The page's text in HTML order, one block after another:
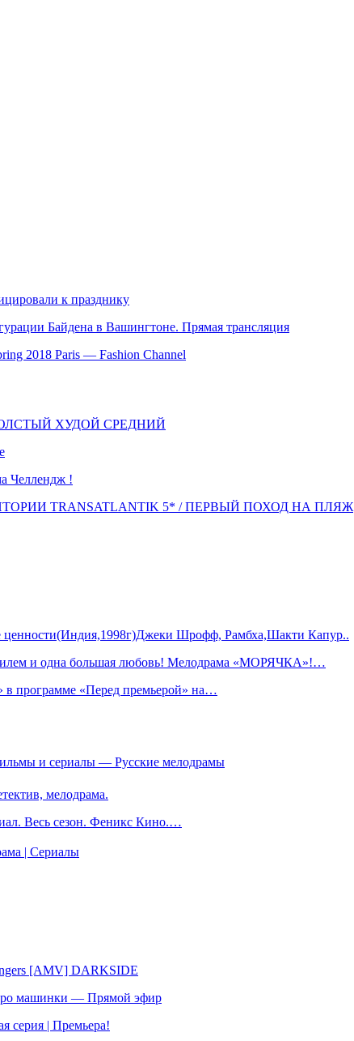
к празднику
Байдена в Вашингтоне. Прямая трансляция
2018 Paris — Fashion Channel
ХУДОЙ СРЕДНИЙ
!
TRANSATLANTIK 5* / ПЕРВЫЙ ПОХОД НА ПЛЯЖ
Шрофф, Рамбха,Шакти Капур..
и одна большая любовь! Мелодрама «МОРЯЧКА»!…
программе «Перед премьерой» на…
и сериалы — Русские мелодрамы
мелодрама.
Весь сезон. Феникс Кино.…
| Сериалы
[AMV] DARKSIDE
машинки — Прямой эфир
серия | Премьера!